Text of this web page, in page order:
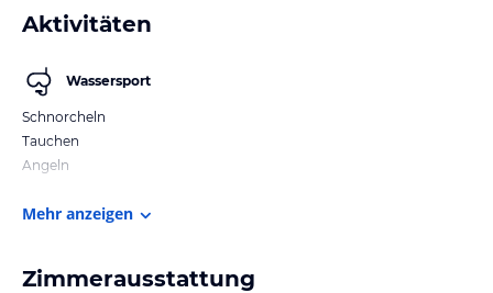
Aktivitäten
Wassersport
Schnorcheln
Tauchen
Angeln
Mehr anzeigen
Zimmerausstattung